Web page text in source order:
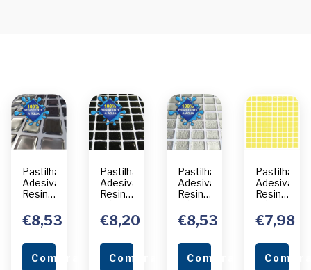
Pastilha
Adesiva
Resinada
Inox
Unidade
€8,53
Comprar
Pastilha
Adesiva
Resinada
Preto
Unidade
€8,20
Comprar
Pastilha
Adesiva
Resinada
Aço
Escovado
€8,53
Comprar
Pastilha
Adesiva
Resinada
Amarelo
Unidade
€7,98